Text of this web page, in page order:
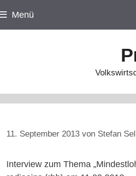
Menü
11. September 2013 von Stefan
Interview zum Thema